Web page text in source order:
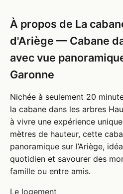
À propos de La
d'Ariège — Cabane
avec vue
Garonne
Nichée à seulement 20
la cabane dans les arbres
à vivre une expérience
mètres de hauteur, cette
panoramique sur l’Ariège,
quotidien et savourer des
famille ou entre amis.
Le logement